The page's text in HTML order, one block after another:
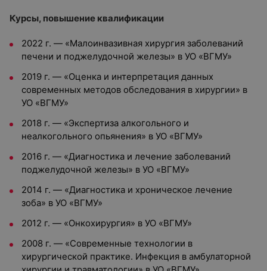
Курсы, повышение квалификации
2022 г. — «Малоинвазивная хирургия заболеваний
печени и поджелудочной железы» в УО «ВГМУ»
2019 г. — «Оценка и интерпретация данных
современных методов обследования в хирургии» в
УО «ВГМУ»
2018 г. — «Экспертиза алкогольного и
неалкогольного опьянения» в УО «ВГМУ»
2016 г. — «Диагностика и лечение заболеваний
поджелудочной железы» в УО «ВГМУ»
2014 г. — «Диагностика и хроническое лечение
зоба» в УО «ВГМУ»
2012 г. — «Онкохирургия» в УО «ВГМУ»
2008 г. — «Современные технологии в
хирургической практике. Инфекция в амбулаторной